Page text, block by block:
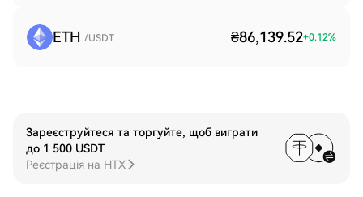
ETH /USDT ₴86,139.52+0.12%
Зареєструйтеся та торгуйте, щоб виграти
до 1 500 USDT
Реєстрація на HTX